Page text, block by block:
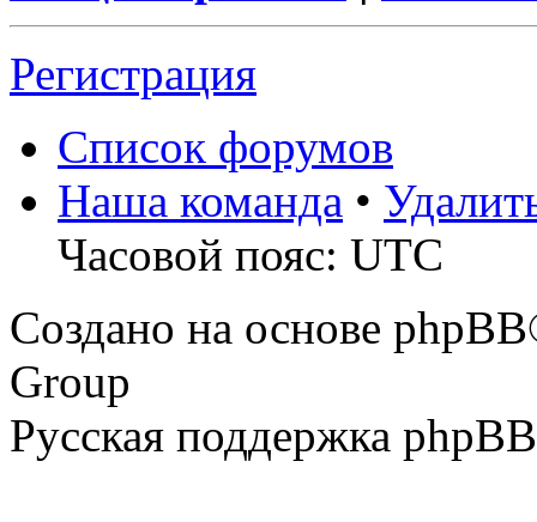
Регистрация
Список форумов
Наша команда •
Часовой пояс: UTC
Создано на основе
Group
Русская поддержка phpBB